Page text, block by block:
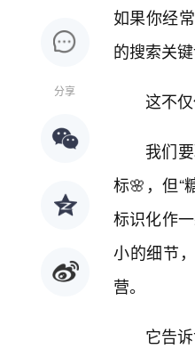
分享
如果你经
的搜索关键
这不
我们
标🌸，但“
标识化作
小的细节
营。
它告